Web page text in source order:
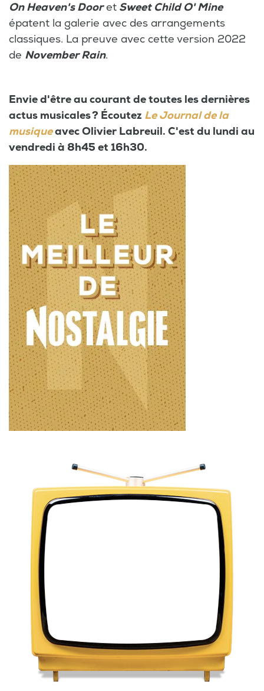
On Heaven's Dooret Sweet Child O' Mine
épatent la galerie avec des arrangements
classiques. La preuve avec cette version 2022
de November Rain.
Envie d'être au courant de toutes les dernières
actus musicales ? Écoutez Le Journal de la
musiqueavec Olivier Labreuil. C'est du lundi au
vendredi à 8h45 et 16h30.